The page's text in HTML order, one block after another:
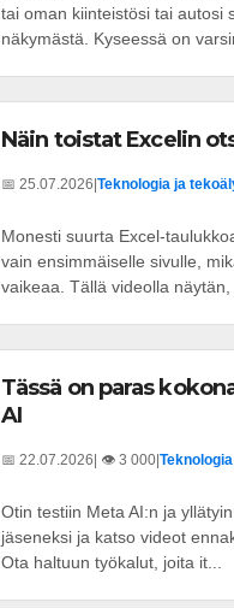
tai oman kiinteistösi tai autosi
näkymästä. Kyseessä on
Näin toistat Excelin
📅 25.07.2026 Teknologia ja
Monesti suurta Excel-
vain ensimmäiselle sivulle,
vaikeaa. Tällä videolla näytän,
Tässä on paras
AI
📅 22.07.2026 | 👁️ 3 000
Otin testiin Meta AI:n ja
jäseneksi ja katso videot
Ota haltuun työkalut, joita it...